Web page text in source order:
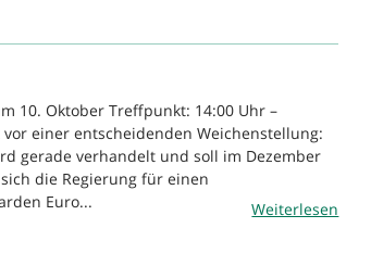
10. Oktober Treffpunkt: 14:00 Uhr –
einer entscheidenden Weichenstellung:
gerade verhandelt und soll im Dezember
die Regierung für einen
Euro...
Weiterlesen